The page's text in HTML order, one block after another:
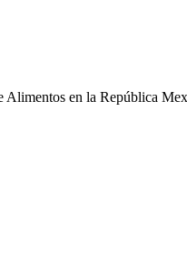
en la República